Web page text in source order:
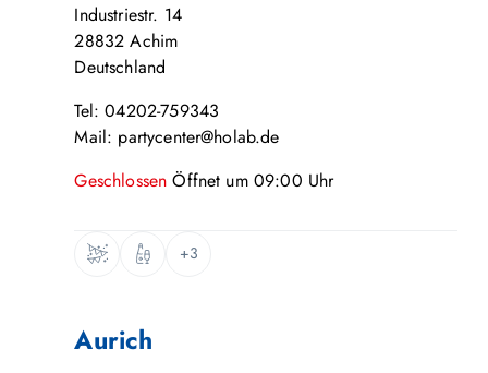
Industriestr. 14
28832 Achim
Deutschland
Tel: 04202-759343
Mail: partycenter@holab.de
GeschlossenÖffnet um 09:00 Uhr
+3
Aurich